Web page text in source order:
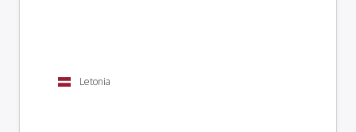
Letonia